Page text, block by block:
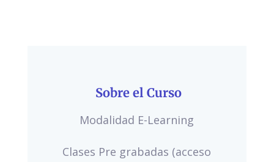
Sobre el Curso
Modalidad E-Learning
Clases Pre grabadas (acceso